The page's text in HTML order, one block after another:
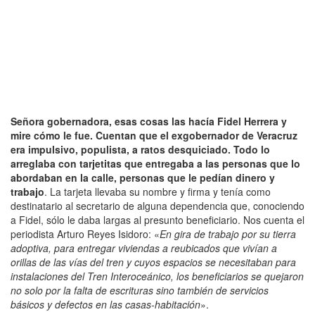
Señora gobernadora, esas cosas las hacía Fidel Herrera y
mire cómo le fue. Cuentan que el exgobernador de Veracruz
era impulsivo, populista, a ratos desquiciado. Todo lo
arreglaba con tarjetitas que entregaba a las personas que lo
abordaban en la calle, personas que le pedían dinero y
trabajo. La tarjeta llevaba su nombre y firma y tenía como
destinatario al secretario de alguna dependencia que, conociendo
a Fidel, sólo le daba largas al presunto beneficiario. Nos cuenta el
periodista Arturo Reyes Isidoro: «En gira de trabajo por su tierra
adoptiva, para entregar viviendas a reubicados que vivían a
orillas de las vías del tren y cuyos espacios se necesitaban para
instalaciones del Tren Interoceánico, los beneficiarios se quejaron
no solo por la falta de escrituras sino también de servicios
básicos y defectos en las casas-habitación».